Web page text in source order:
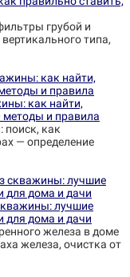
грубой и
типа,
как найти,
методы и правила
поиск, как
— определение
лучшие
для дома и дачи
железа в доме
железа, очистка от